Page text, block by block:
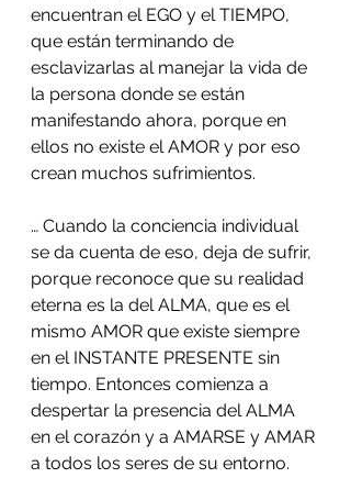
encuentran el EGO y el TIEMPO,
que están terminando de
esclavizarlas al manejar la vida de
la persona donde se están
manifestando ahora, porque en
ellos no existe el AMOR y por eso
crean muchos sufrimientos.
… Cuando la conciencia individual
se da cuenta de eso, deja de sufrir,
porque reconoce que su realidad
eterna es la del ALMA, que es el
mismo AMOR que existe siempre
en el INSTANTE PRESENTE sin
tiempo. Entonces comienza a
despertar la presencia del ALMA
en el corazón y a AMARSE y AMAR
a todos los seres de su entorno.